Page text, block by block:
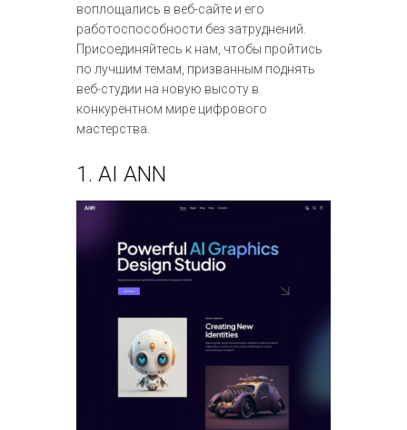
воплощались в веб-сайте и его
работоспособности без затруднений.
Присоединяйтесь к нам, чтобы пройтись
по лучшим темам, призванным поднять
веб-студии на новую высоту в
конкурентном мире цифрового
мастерства.
1. AI ANN